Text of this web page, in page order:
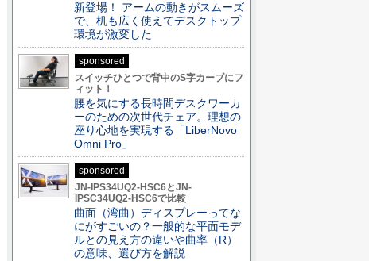
新登場！ アームの動きがスムーズ
で、机も広く使えてデスクトップ
環境が激変した
sponsored
スイッチひとつで背中のS字カーブにフ
ィット！
腰を気にする長時間デスクワーカ
ーのための次世代チェア。理想の
座り心地を実現する「LiberNovo
Omni Pro」
sponsored
JN-IPS34UQ2-HSC6とJN-
IPSC34UQ2-HSC6で比較
曲面（湾曲）ディスプレーってな
にがすごいの？一般的な平面モデ
ルとの見え方の違いや曲率（R）
の意味、選び方を解説